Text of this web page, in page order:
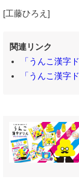
[工藤ひろえ]
関連リンク
「うんこ漢字
「うんこ漢字